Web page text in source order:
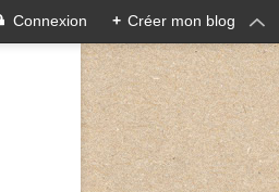
Connexion + Créer mon blog